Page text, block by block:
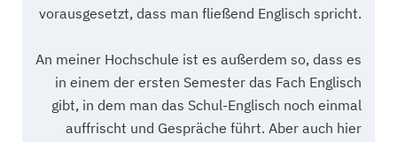
vorausgesetzt, dass man fließend Englisch spricht.
An meiner Hochschule ist es außerdem so, dass es
in einem der ersten Semester das Fach Englisch
gibt, in dem man das Schul-Englisch noch einmal
auffrischt und Gespräche führt. Aber auch hier